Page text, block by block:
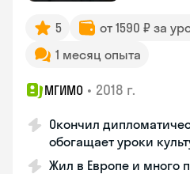
5
от 1590 ₽ за
1 месяц опыта
МГИМО • 2018 г.
Окончил
обогащает уроки
Жил в Европе и много